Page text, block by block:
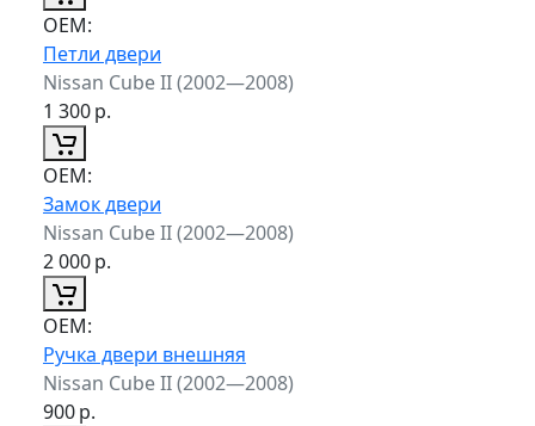
ОЕМ:
Петли двери
Nissan Cube II (2002—2008)
1 300р.
ОЕМ:
Замок двери
Nissan Cube II (2002—2008)
2 000р.
ОЕМ:
Ручка двери внешняя
Nissan Cube II (2002—2008)
900р.